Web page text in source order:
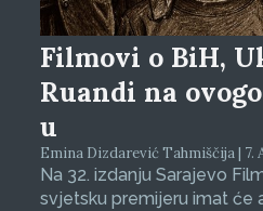
Filmovi o BiH,
Ruandi na
u
Emina Dizdarević Tahmiščija | 7.
Na 32. izdanju Sarajevo
svjetsku premijeru imat će